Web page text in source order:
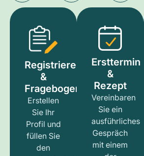
Registrieren
&
Fragebogen
Erstellen
Sie Ihr
Profil und
füllen Sie
den
Ersttermin
&
Rezept
Vereinbaren
Sie ein
ausführliches
Gespräch
mit einem